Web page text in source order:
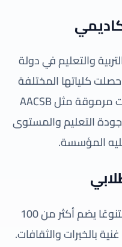
والتعليم في دولة
حصلت كلياتها المختلفة
على اعتمادات دولية من هيئات مرموقة مثل AACSB
التعليم والمستوى
المؤسسة.
تحتضن AUD مجتمعًا طلابيًا متنوعًا يضم أكثر من 100
بالخبرات والثقافات.